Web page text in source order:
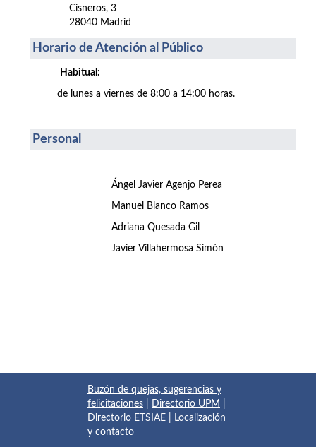
Cisneros, 3
28040 Madrid
Horario de Atención al Público
Habitual:
de lunes a viernes de 8:00 a 14:00 horas.
Personal
Ángel Javier Agenjo Perea
Manuel Blanco Ramos
Adriana Quesada Gil
Javier Villahermosa Simón
Buzón de quejas, sugerencias y
felicitaciones
Directorio UPM
Directorio ETSIAE
Localización
y contacto